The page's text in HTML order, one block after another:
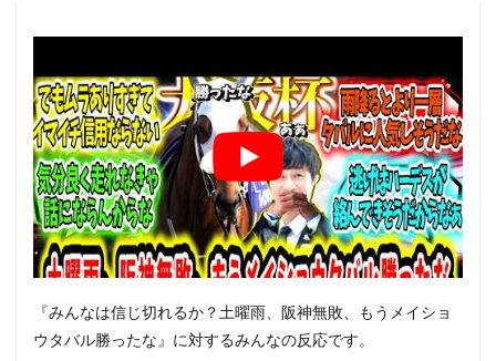
『みんなは信じ切れるか？土曜雨、阪神無敗、もうメイショ
ウタバル勝ったな』に対するみんなの反応です。